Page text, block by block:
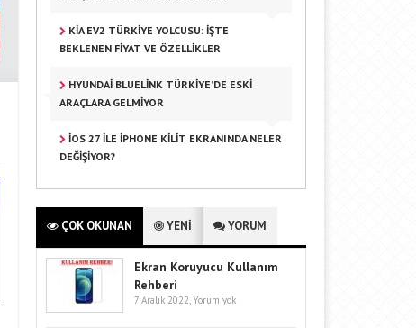
KIA EV2 TÜRKIYE YOLCUSU: İŞTE
BEKLENEN FIYAT VE ÖZELLIKLER
HYUNDAI BLUELINK TÜRKIYE’DE ESKI
ARAÇLARA GELMIYOR
IOS 27 ILE IPHONE KILIT EKRANINDA NELER
DEĞIŞIYOR?
ÇOK OKUNAN YENİ YORUM
Ekran Koruyucu Kullanım
Rehberi
7 Aralık 2022, Yorum yok